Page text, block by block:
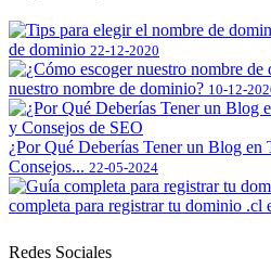
de dominio 22-12-2020
nuestro nombre de dominio? 10-12-
¿Por Qué Deberías Tener un Blog
Consejos... 22-05-2024
completa para registrar tu dominio .cl
Redes Sociales